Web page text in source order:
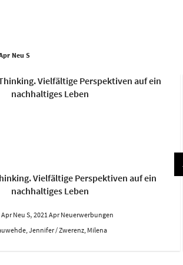
Neu S
Vielfältige Perspektiven auf ein
nachhaltiges Leben
Neu S, 2021 Apr Neuerwerbungen
Jennifer / Zwerenz, Milena